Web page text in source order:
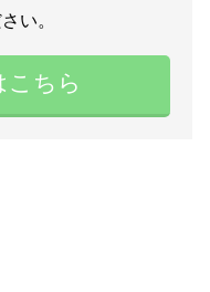
い。
こちら